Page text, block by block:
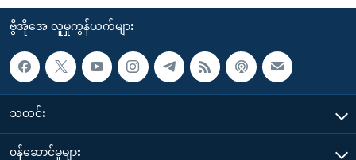
ဗွီအိုအေ လူမှုကွန်ယက်များ
သတင်း
၀န်ဆောင်မှုများ